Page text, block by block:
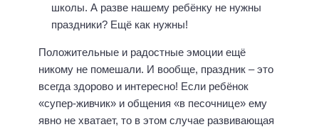
школы. А разве нашему ребёнку не нужны
праздники? Ещё как нужны!
Положительные и радостные эмоции ещё
никому не помешали. И вообще, праздник – это
всегда здорово и интересно! Если ребёнок
«супер-живчик» и общения «в песочнице» ему
явно не хватает, то в этом случае развивающая